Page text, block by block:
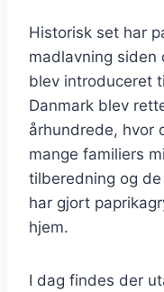
Historisk set har
madlavning siden
blev introduceret
Danmark blev
århundrede, hvor
mange familiers
tilberedning og
har gjort
hjem.
I dag findes der